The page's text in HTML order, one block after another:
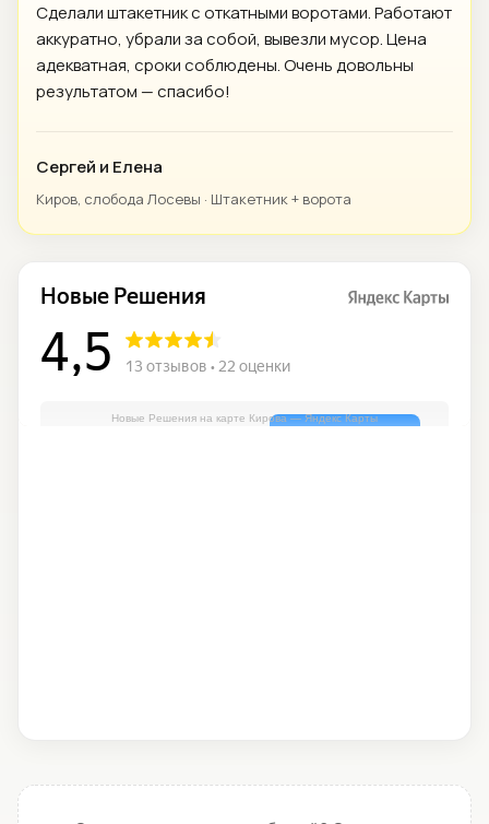
Сделали штакетник с откатными воротами. Работают
аккуратно, убрали за собой, вывезли мусор. Цена
адекватная, сроки соблюдены. Очень довольны
результатом — спасибо!
Сергей и Елена
Киров, слобода Лосевы · Штакетник + ворота
Новые Решения на карте Кирова — Яндекс Карты